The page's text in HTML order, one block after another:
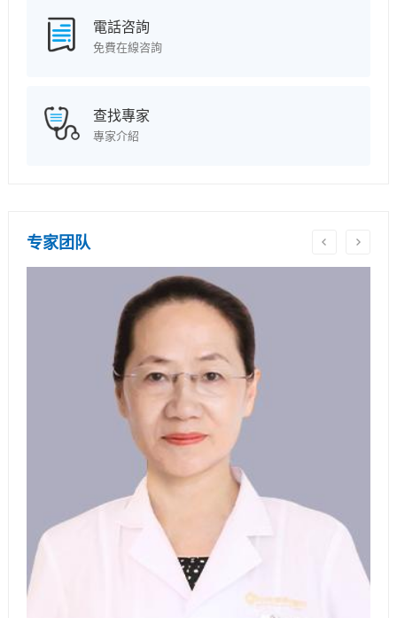
電話咨詢
免費在線咨詢
查找專家
專家介紹
专家团队